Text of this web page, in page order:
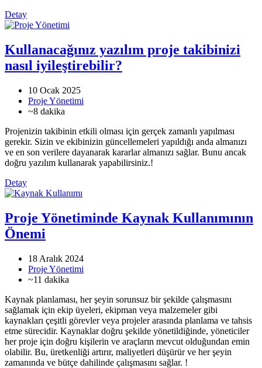
Detay
Kullanacağınız yazılım proje takibinizi
nasıl iyileştirebilir?
10 Ocak 2025
Proje Yönetimi
~8 dakika
Projenizin takibinin etkili olması için gerçek zamanlı yapılması
gerekir. Sizin ve ekibinizin güncellemeleri yapıldığı anda almanızı
ve en son verilere dayanarak kararlar almanızı sağlar. Bunu ancak
doğru yazılım kullanarak yapabilirsiniz.!
Detay
Proje Yönetiminde Kaynak Kullanımının
Önemi
18 Aralık 2024
Proje Yönetimi
~11 dakika
Kaynak planlaması, her şeyin sorunsuz bir şekilde çalışmasını
sağlamak için ekip üyeleri, ekipman veya malzemeler gibi
kaynakları çeşitli görevler veya projeler arasında planlama ve tahsis
etme sürecidir. Kaynaklar doğru şekilde yönetildiğinde, yöneticiler
her proje için doğru kişilerin ve araçların mevcut olduğundan emin
olabilir. Bu, üretkenliği artırır, maliyetleri düşürür ve her şeyin
zamanında ve bütçe dahilinde çalışmasını sağlar. !